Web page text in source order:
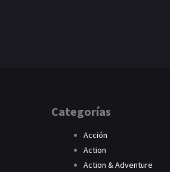
Categorías
Acción
Action
Action & Adventure